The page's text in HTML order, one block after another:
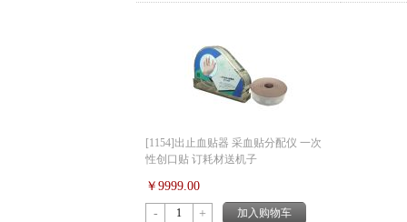
[1154]出止血贴器 采血贴分配仪 一次
性创口贴 订耗材送机子
￥9999.00
-
+ 加入购物车